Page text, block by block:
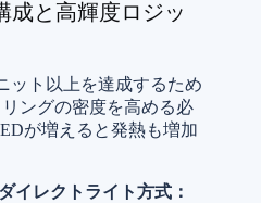
成と高輝度ロジッ
ット以上を達成するため
ングの密度を高める必
が増えると発熱も増加
イレクトライト方式：